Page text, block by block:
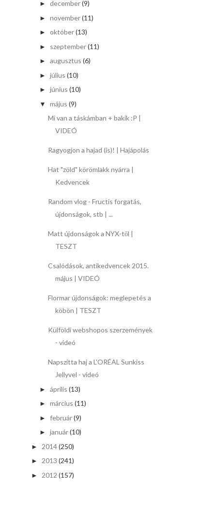
► december(9)
► november(11)
► október(13)
► szeptember(11)
► augusztus (6)
► július (10)
► június (10)
▼ május (9)
Mi van a táskámban + bakik :P |
VIDEÓ
Ragyogjon a hajad (is)! | Hajápolás
Hat "zöld" körömlakk nyárra |
Kedvencek
Random vlog - Fructis forgatás,
újdonságok, stb | ...
Matt újdonságok a NYX-től |
TESZT
Csalódások, antikedvencek 2015.
május | VIDEÓ
Flormar újdonságok: meglepetés a
köbön | TESZT
Külföldi webshopos szerzemények
- videó
Napszítta haj a L'ORÉAL Sunkiss
Jellyvel - videó
► április (13)
► március (11)
► február(9)
► január(10)
► 2014(250)
► 2013 (241)
► 2012 (157)